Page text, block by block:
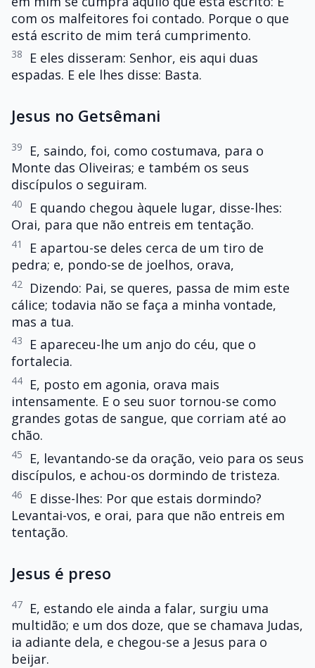
com os malfeitores foi contado. Porque o que
está escrito de mim terá cumprimento.
38
E eles disseram: Senhor, eis aqui duas
espadas. E ele lhes disse: Basta.
Jesus no Getsêmani
39
E, saindo, foi, como costumava, para o
Monte das Oliveiras; e também os seus
discípulos o seguiram.
40
E quando chegou àquele lugar, disse-lhes:
Orai, para que não entreis em tentação.
41
E apartou-se deles cerca de um tiro de
pedra; e, pondo-se de joelhos, orava,
42
Dizendo: Pai, se queres, passa de mim este
cálice; todavia não se faça a minha vontade,
mas a tua.
43
E apareceu-lhe um anjo do céu, que o
fortalecia.
44
E, posto em agonia, orava mais
intensamente. E o seu suor tornou-se como
grandes gotas de sangue, que corriam até ao
chão.
45
E, levantando-se da oração, veio para os seus
discípulos, e achou-os dormindo de tristeza.
46
E disse-lhes: Por que estais dormindo?
Levantai-vos, e orai, para que não entreis em
tentação.
Jesus é preso
47
E, estando ele ainda a falar, surgiu uma
multidão; e um dos doze, que se chamava Judas,
ia adiante dela, e chegou-se a Jesus para o
beijar.